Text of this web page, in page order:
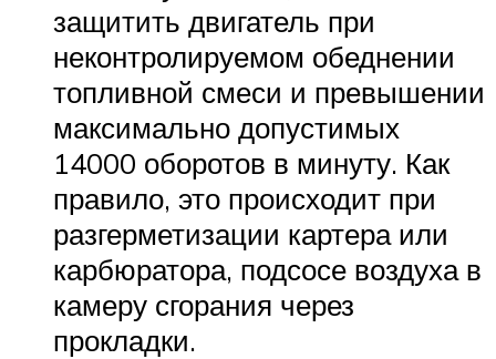
защитить двигатель при
неконтролируемом обеднении
топливной смеси и превышении
максимально допустимых
14000 оборотов в минуту. Как
правило, это происходит при
разгерметизации картера или
карбюратора, подсосе воздуха в
камеру сгорания через
прокладки.